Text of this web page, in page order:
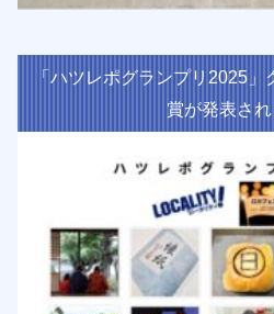
「ハツレポグランプリ2025
賞が発表さ